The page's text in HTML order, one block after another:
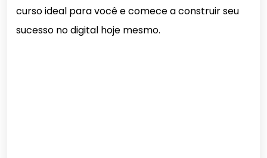
curso ideal para você e comece a construir seu
sucesso no digital hoje mesmo.